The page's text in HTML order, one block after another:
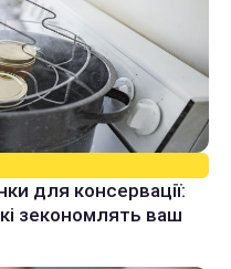
для консервації:
зекономлять ваш